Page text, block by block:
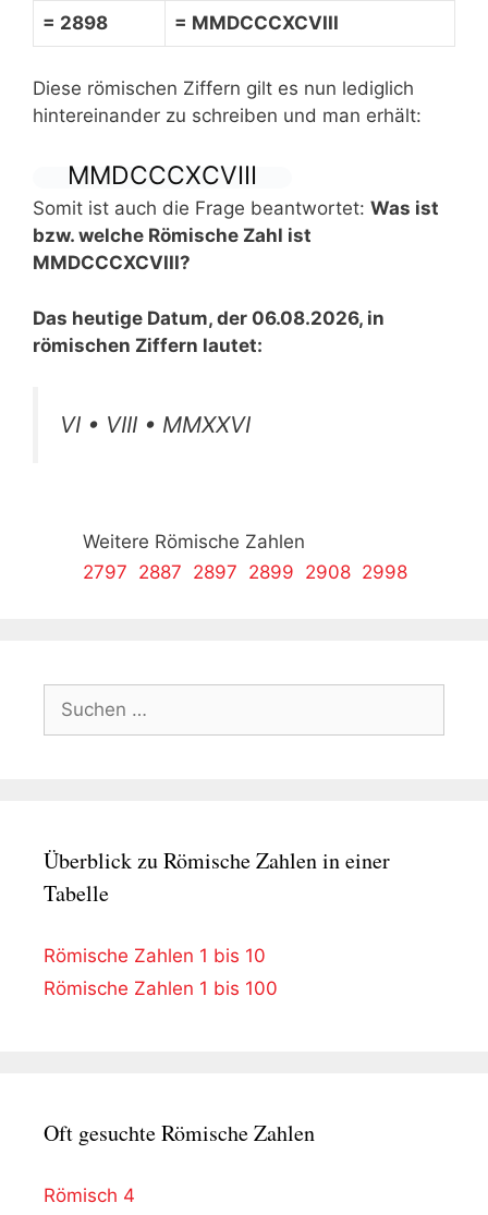
= 2898 = MMDCCCXCVIII
Diese römischen Ziffern gilt es nun lediglich
hintereinander zu schreiben und man erhält:
MMDCCCXCVIII
Somit ist auch die Frage beantwortet: Was ist
bzw. welche Römische Zahl ist
MMDCCCXCVIII?
Das heutige Datum, der 06.08.2026, in
römischen Ziffern lautet:
VI • VIII • MMXXVI
Weitere Römische Zahlen
2797 2887 2897 2899 2908 2998
nach:
Überblick zu Römische Zahlen in einer
Tabelle
Römische Zahlen 1 bis 10
Römische Zahlen 1 bis 100
Oft gesuchte Römische Zahlen
Römisch 4